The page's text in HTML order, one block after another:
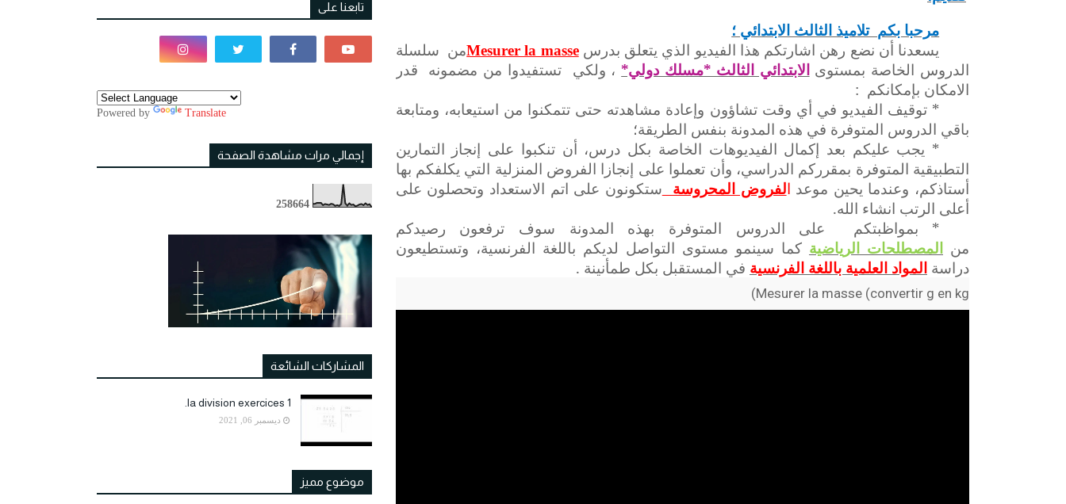
مرحبا بكم تلاميذ الثالث الابتدائي ؛
يسعدنا أن نضع رهن اشارتكم هذا الفيديو الذي يتعلق بدرسMesurer la masseمن سلسلة
الدروس الخاصة بمستوى الابتدائي الثالث *مسلك دولي* ، ولكي تستفيدوا من مضمونه قدر
الامكان بإمكانكم :
* توقيف الفيديو في أي وقت تشاؤون وإعادة مشاهدته حتى تتمكنوا من استيعابه، ومتابعة
باقي الدروس المتوفرة في هذه المدونة بنفس الطريقة؛
* يجب عليكم بعد إكمال الفيديوهات الخاصة بكل درس، أن تنكبوا على إنجاز التمارين
التطبيقية المتوفرة بمقرركم الدراسي، وأن تعملوا على إنجازا الفروض المنزلية التي يكلفكم بها
أستاذكم، وعندما يحين موعد الفروض المحروسة ستكونون على اتم الاستعداد وتحصلون على
أعلى الرتب انشاء الله.
* بمواظبتكم على الدروس المتوفرة بهذه المدونة سوف ترفعون رصيدكم
من المصطلحات الرياضية كما سينمو مستوى التواصل لديكم باللغة الفرنسية، وتستطيعون
دراسة المواد العلمية باللغة الفرنسية في المستقبل بكل طمأنينة .
Mesurer la masse (convertir g en kg)
تابعنا على
Powered by Translate
إجمالي مرات مشاهدة الصفحة
258664
المشاركات الشائعة
la division exercices 1.
ديسمبر 06, 2021
موضوع مميز